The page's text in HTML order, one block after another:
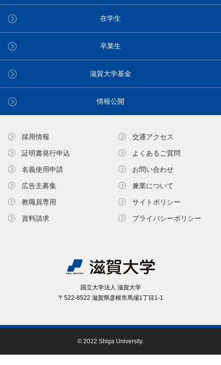
在学生
卒業生
滋賀大学基金
情報公開
国⽴⼤学法⼈ 滋賀⼤学
〒522-8522 滋賀県彦根市⾺場1丁⽬1-1
採用情報
証明書発⾏申込
名義使⽤申請
広告主募集
教職員専⽤
資料請求
交通アクセス
よくあるご質問
お問い合わせ
兼業について
サイトポリシー
プライバシーポリシー
© 2022 Shiga University.